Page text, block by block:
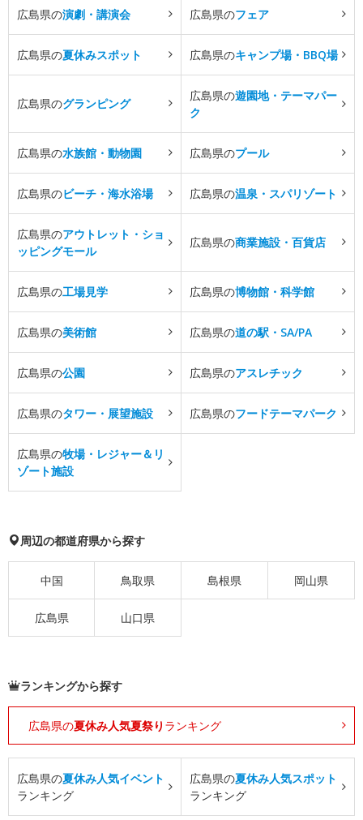
広島県の演劇・講演会 広島県のフェア
広島県の夏休みスポット 広島県のキャンプ場・BBQ場
広島県のグランピング
広島県の遊園地・テーマパー
ク
広島県の水族館・動物園 広島県のプール
広島県のビーチ・海水浴場 広島県の温泉・スパリゾート
広島県のアウトレット・ショ
ッピングモール
広島県の商業施設・百貨店
広島県の工場見学 広島県の博物館・科学館
広島県の美術館 広島県の道の駅・SA/PA
広島県の公園 広島県のアスレチック
広島県のタワー・展望施設 広島県のフードテーマパーク
広島県の牧場・レジャー＆リ
ゾート施設
周辺の都道府県から探す
中国 鳥取県 島根県 岡山県
広島県 山口県
ランキングから探す
広島県の夏休み人気夏祭り ランキング
広島県の夏休み人気イベント
ランキング
広島県の夏休み人気スポット
ランキング